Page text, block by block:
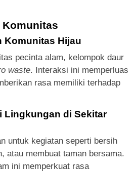
Komunitas Hijau
pecinta alam, kelompok daur
waste. Interaksi ini memperluas
rasa memiliki terhadap
Lingkungan di Sekitar
untuk kegiatan seperti bersih
atau membuat taman bersama.
ini memperkuat rasa